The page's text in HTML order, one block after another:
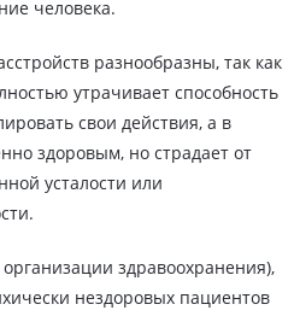
человека.
разнообразны, так как
утрачивает способность
свои действия, а в
здоровым, но страдает от
усталости или
здравоохранения),
нездоровых пациентов